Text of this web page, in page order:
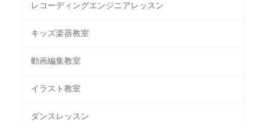
レコーディングエンジニアレッスン
キッズ楽器教室
動画編集教室
イラスト教室
ダンスレッスン